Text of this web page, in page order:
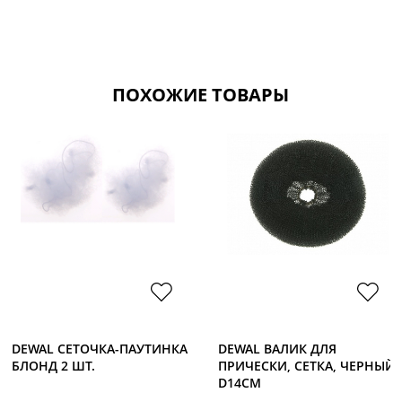
ПОХОЖИЕ ТОВАРЫ
DEWAL СЕТОЧКА-ПАУТИНКА
БЛОНД 2 ШТ.
DEWAL ВАЛИК ДЛЯ
ПРИЧЕСКИ, СЕТКА, ЧЕРНЫЙ
D14СМ